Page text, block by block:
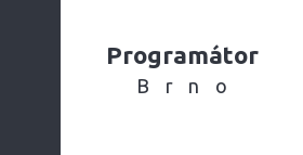
Programátor
Brno